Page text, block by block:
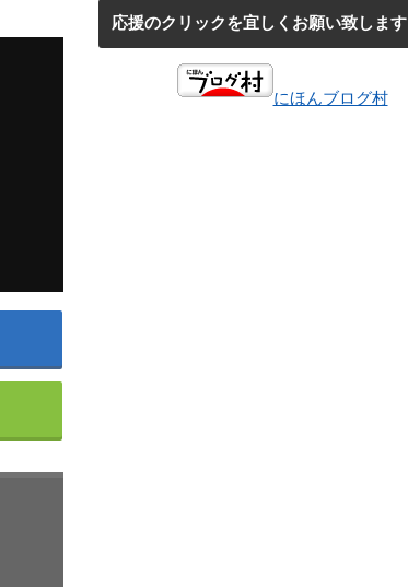
応援のクリックを宜しくお願い致します
にほんブログ村